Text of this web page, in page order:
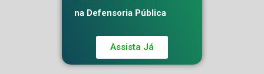
na Defensoria Pública
Assista Já